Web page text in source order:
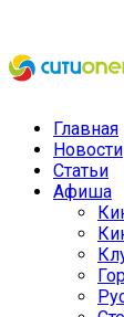
Главная
Новости
Статьи
Афиша